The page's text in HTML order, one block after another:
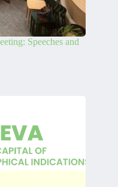
Speeches and